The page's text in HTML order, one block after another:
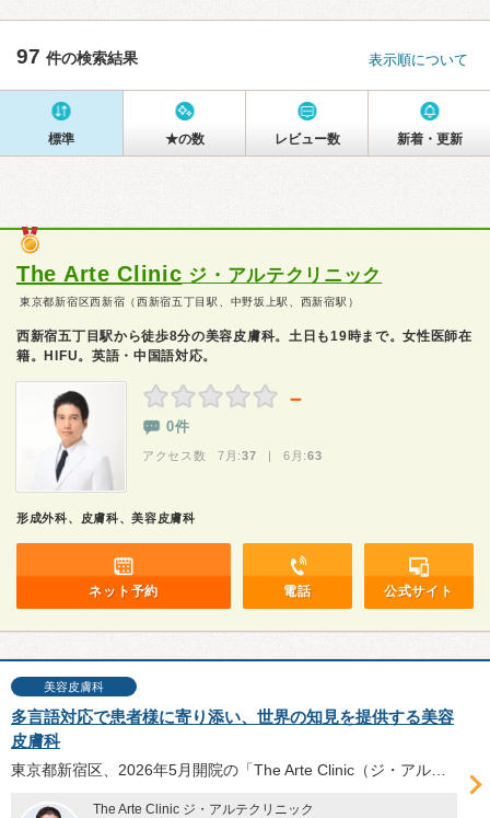
97 件の検索結果 表示順について
標準 ★の数 レビュー数 新着・更新
The Arte Clinic ジ・アルテクリニック
東京都新宿区西新宿（西新宿五丁目駅、中野坂上駅、西新宿駅）
西新宿五丁目駅から徒歩8分の美容皮膚科。土日も19時まで。女性医師在
籍。HIFU。英語・中国語対応。
－
0件
アクセス数 7月:37 | 6月:63
形成外科、皮膚科、美容皮膚科
ネット予約 電話 公式サイト
美容皮膚科
多言語対応で患者様に寄り添い、世界の知見を提供する美容
皮膚科
The Arte Clinic ジ・アルテクリニック